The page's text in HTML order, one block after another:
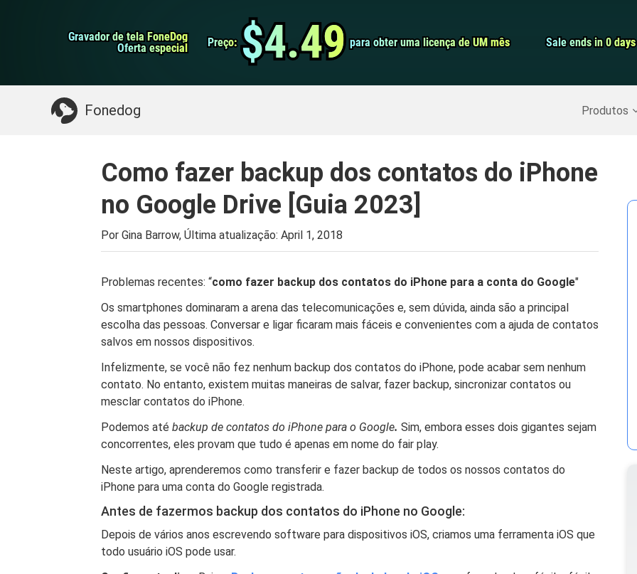
Gravador de tela FoneDog
Gravador de tela FoneDog
Oferta especial
Oferta especial Preço:
Preço: $4.49
$4.49 para obter uma licença de UM mês
para obter uma licença de UM mês Sale ends in 0 days
Sale ends in 0 days
Fonedog Produtos
iPhone Cleaner Screen
Algo que você pode precisar: Backup do iPhone>>
Como fazer backup dos contatos do iPhone
no Google Drive [Guia 2023]
Por Gina Barrow, Última atualização: April 1, 2018
Problemas recentes: “como fazer backup dos contatos do iPhone para a conta do Google"
Os smartphones dominaram a arena das telecomunicações e, sem dúvida, ainda são a principal
escolha das pessoas. Conversar e ligar ficaram mais fáceis e convenientes com a ajuda de contatos
salvos em nossos dispositivos.
Infelizmente, se você não fez nenhum backup dos contatos do iPhone, pode acabar sem nenhum
contato. No entanto, existem muitas maneiras de salvar, fazer backup, sincronizar contatos ou
mesclar contatos do iPhone.
Podemos até backup de contatos do iPhone para o Google. Sim, embora esses dois gigantes sejam
concorrentes, eles provam que tudo é apenas em nome do fair play.
Neste artigo, aprenderemos como transferir e fazer backup de todos os nossos contatos do
iPhone para uma conta do Google registrada.
Antes de fazermos backup dos contatos do iPhone no Google:
Depois de vários anos escrevendo software para dispositivos iOS, criamos uma ferramenta iOS que
todo usuário iOS pode usar.